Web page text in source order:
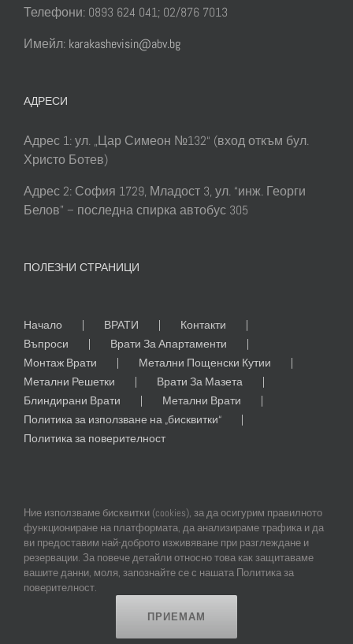
Телефони: 0893 624 041; 02/876 7013
Имейл: karakashevisin@abv.bg
АДРЕСИ
Адрес 1: ул. „Цар Симеон №132“ (вход откъм бул.
Христо Ботев)
Адрес 2: София 1729, Младост 3, ул. “инж. Георги
Белов” – последна спирка автобус 305
ПОЛЕЗНИ СТРАНИЦИ
Начало ВРАТИ
Контакти
Въпроси
Врати За Апартаменти
Монтаж Врати
Метални Пощенски Кутии
Метални Решетки
Врати За Мазета
Блиндирани Врати
Метални Врати
Политика за използване на „бисквитки“
Политика за поверителност
© Copyright2026 | All Rights Reserved | Professional Web Design and
SEO byOnline Creations Ltd
Facebook
Ние използваме бисквитки (cookies), за да осигурим правилното
функциониране на платформата, да анализираме трафика и да
ви предоставим най-доброто изживяване при разглеждане и
резервации. За повече детайли относно това как защитаваме
вашите данни, моля, запознайте се с нашата Политика за
поверителност.
ПРИЕМАМ